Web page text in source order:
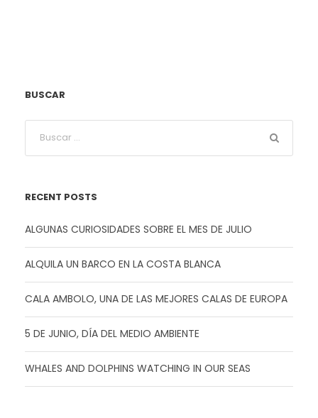
BUSCAR
RECENT POSTS
ALGUNAS CURIOSIDADES SOBRE EL MES DE JULIO
ALQUILA UN BARCO EN LA COSTA BLANCA
CALA AMBOLO, UNA DE LAS MEJORES CALAS DE EUROPA
5 DE JUNIO, DÍA DEL MEDIO AMBIENTE
WHALES AND DOLPHINS WATCHING IN OUR SEAS